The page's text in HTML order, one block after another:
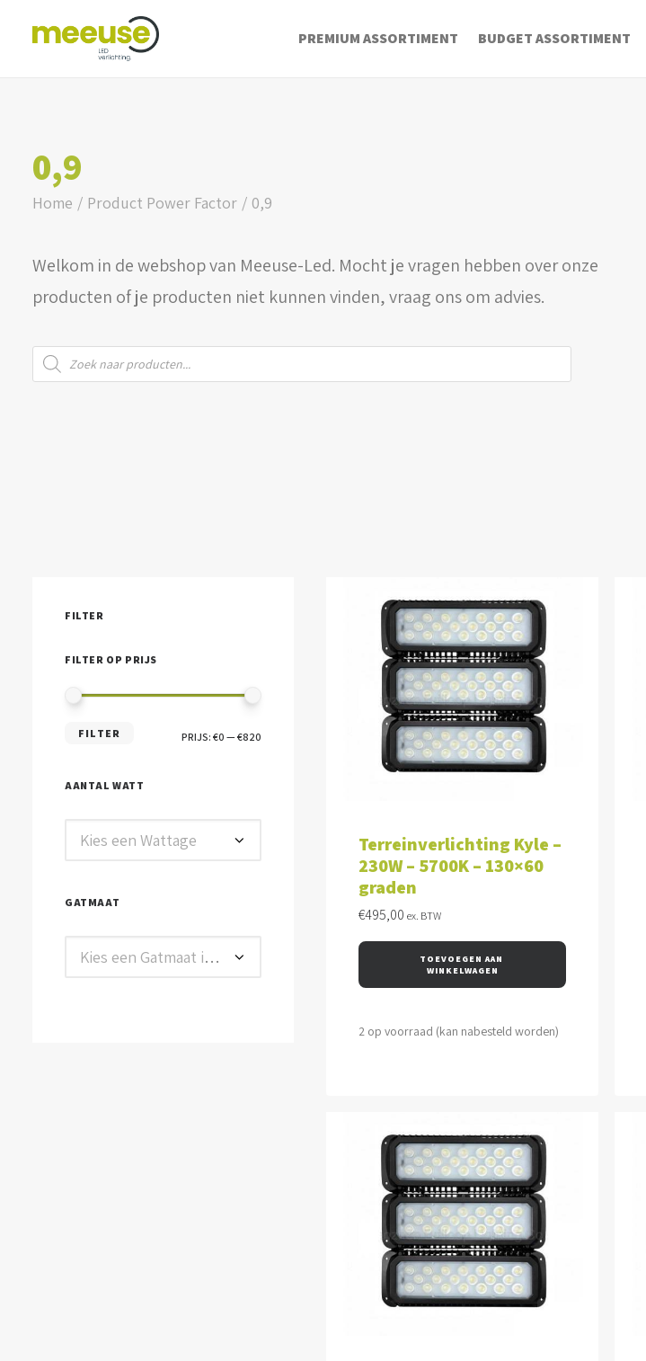
PREMIUM ASSORTIMENT BUDGET ASSORTIMENT
0,9
Home Product Power Factor 0,9
Welkom in de webshop van Meeuse-Led. Mocht je vragen hebben over onze
producten of je producten niet kunnen vinden, vraag ons om advies.
Producten
zoeken
FILTER
FILTER OP PRIJS
FILTER PRIJS: €0 — €820
AANTAL WATT
Kies een Wattage
GATMAAT
Kies een Gatmaat in mm
Terreinverlichting Kyle –
230W – 5700K – 130×60
graden
€495,00 ex. BTW
TOEVOEGEN AAN
WINKELWAGEN
2 op voorraad (kan nabesteld worden)